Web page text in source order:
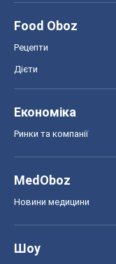
Food Oboz
Рецепти
Дієти
Економіка
Ринки та компанії
MedOboz
Новини медицини
Шоу